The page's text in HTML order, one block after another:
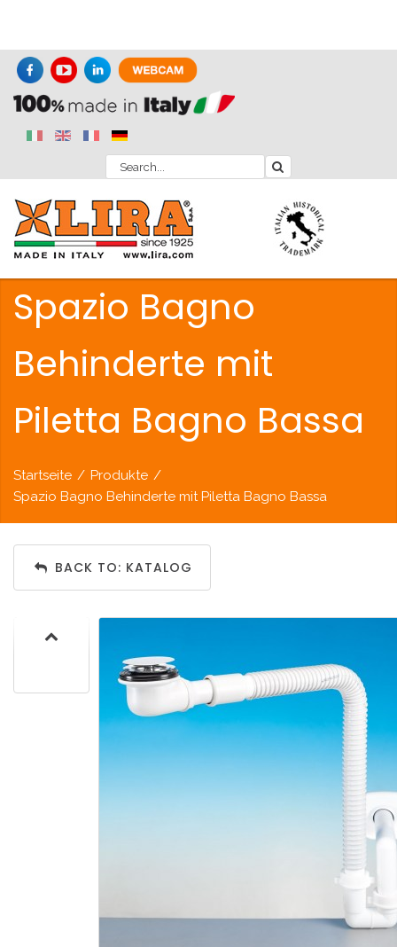
Spazio Bagno
Behinderte mit
Piletta Bagno Bassa
Startseite / Produkte /
Spazio Bagno Behinderte mit Piletta Bagno Bassa
BACK TO: KATALOG